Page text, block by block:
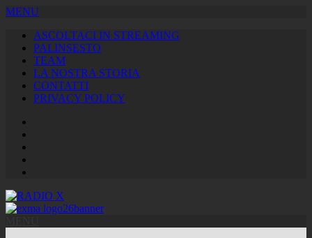
MENU
ASCOLTACI IN STREAMING
PALINSESTO
TEAM
LA NOSTRA STORIA
CONTATTI
PRIVACY POLICY